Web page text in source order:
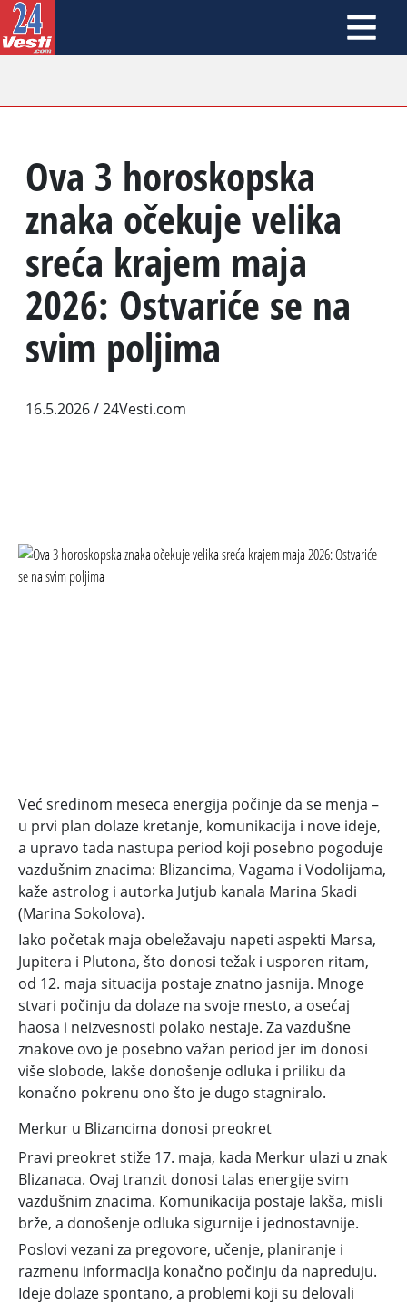
Ova 3 horoskopska
znaka očekuje velika
sreća krajem maja
2026: Ostvariće se na
svim poljima
16.5.2026/ 24Vesti.com
Već sredinom meseca energija počinje da se menja –
u prvi plan dolaze kretanje, komunikacija i nove ideje,
a upravo tada nastupa period koji posebno pogoduje
vazdušnim znacima: Blizancima, Vagama i Vodolijama,
kaže astrolog i autorka Jutjub kanala Marina Skadi
(Marina Sokolova).
Iako početak maja obeležavaju napeti aspekti Marsa,
Jupitera i Plutona, što donosi težak i usporen ritam,
od 12. maja situacija postaje znatno jasnija. Mnoge
stvari počinju da dolaze na svoje mesto, a osećaj
haosa i neizvesnosti polako nestaje. Za vazdušne
znakove ovo je posebno važan period jer im donosi
više slobode, lakše donošenje odluka i priliku da
konačno pokrenu ono što je dugo stagniralo.
Merkur u Blizancima donosi preokret
Pravi preokret stiže 17. maja, kada Merkur ulazi u znak
Blizanaca. Ovaj tranzit donosi talas energije svim
vazdušnim znacima. Komunikacija postaje lakša, misli
brže, a donošenje odluka sigurnije i jednostavnije.
Poslovi vezani za pregovore, učenje, planiranje i
razmenu informacija konačno počinju da napreduju.
Ideje dolaze spontano, a problemi koji su delovali